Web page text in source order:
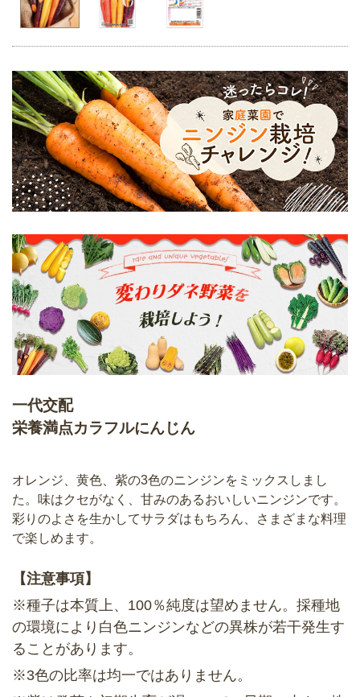
一代交配
栄養満点カラフルにんじん
オレンジ、黄色、紫の3色のニンジンをミックスしまし
た。味はクセがなく、甘みのあるおいしいニンジンです。
彩りのよさを生かしてサラダはもちろん、さまざまな料理
で楽しめます。
【注意事項】
※種子は本質上、100％純度は望めません。採種地
の環境により白色ニンジンなどの異株が若干発生す
ることがあります。
※3色の比率は均一ではありません。